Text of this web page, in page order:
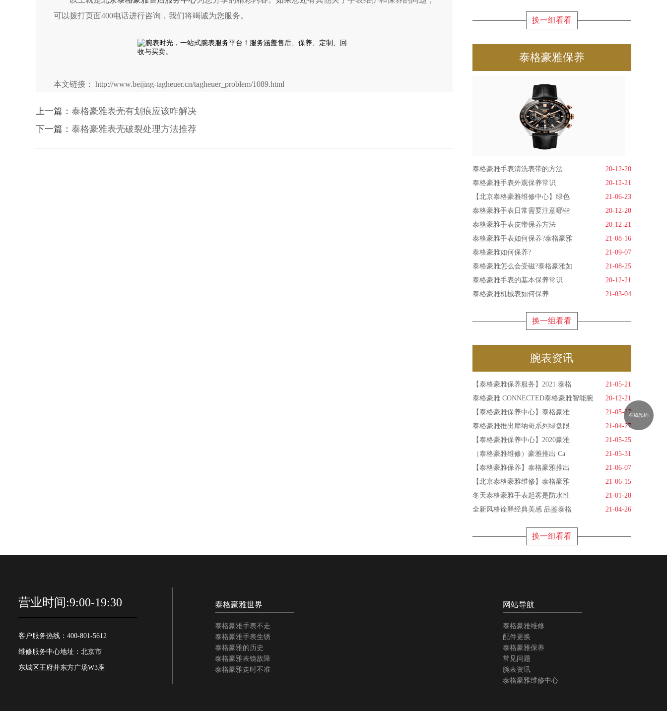
可以拨打页面400电话进行咨询，我们将竭诚为您服务。
本文链接： http://www.beijing-tagheuer.cn/tagheuer_problem/1089.html
上一篇： 泰格豪雅表壳有划痕应该咋解决
下一篇： 泰格豪雅表壳破裂处理方法推荐
换一组看看
泰格豪雅保养
泰格豪雅手表清洗表带的方法
20-12-20
泰格豪雅手表外观保养常识
20-12-21
【北京泰格豪雅维修中心】绿色
21-06-23
泰格豪雅手表日常需要注意哪些
20-12-20
泰格豪雅手表皮带保养方法
20-12-21
泰格豪雅手表如何保养?泰格豪雅
21-08-16
泰格豪雅如何保养?
21-09-07
泰格豪雅怎么会受磁?泰格豪雅如
21-08-25
泰格豪雅手表的基本保养常识
20-12-21
泰格豪雅机械表如何保养
21-03-04
换一组看看
腕表资讯
【泰格豪雅保养服务】2021 泰格
21-05-21
泰格豪雅 CONNECTED泰格豪雅智能腕
20-12-21
【泰格豪雅保养中心】泰格豪雅
21-05-27
泰格豪雅推出摩纳哥系列绿盘限
21-04-27
【泰格豪雅保养中心】2020豪雅
21-05-25
（泰格豪雅维修）豪雅推出 Ca
21-05-31
【泰格豪雅保养】泰格豪雅推出
21-06-07
【北京泰格豪雅维修】泰格豪雅
21-06-15
冬天泰格豪雅手表起雾是防水性
21-01-28
全新风格诠释经典美感 品鉴泰格
21-04-26
换一组看看
营业时间:9:00-19:30
客户服务热线：400-801-5612
维修服务中心地址：北京市
东城区王府井东方广场W3座
泰格豪雅世界
泰格豪雅手表不走
泰格豪雅手表生锈
泰格豪雅的历史
泰格豪雅表镜故障
泰格豪雅走时不准
网站导航
泰格豪雅维修
配件更换
泰格豪雅保养
常见问题
腕表资讯
泰格豪雅维修中心
在线预约